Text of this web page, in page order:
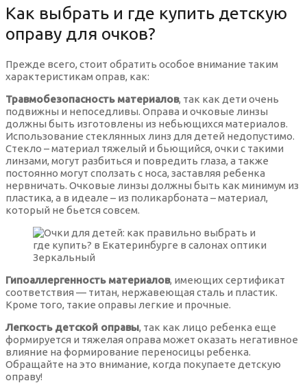
(Непрерывный)
Мягкие контактные линзы Режим ношения
(Продленный)
Мягкие контактные линзы Режим ношения
(Плановой замены)
Мягкие контактные линзы Срок ношения
(Двухнедельные)
месяца)
Мягкие контактные линзы Срок ношения
(Однодневные)
Голубые контактные линзы
Зеленая лагуна контактные линзы
Зеленые контактные линзы
Изумрудно зеленые контактные линзы
Карибиан аква контактные линзы
Карие контактные линзы
Настоящий сапфир контактные линзы
Орех контактные линзы
Оправы для очков бабочка
Квадратные оправы для очков
Оправы для очков кошачий глаз
Круглые оправы для очков
Овальные оправы для очков
Прямоугольные оправы для очков
Оправы для очков трапеция
Оправы для очков металл
Оправы для очков пластик
Солнцезащитные очки Liu Jo
Солнцезащитные очки Mario Rossi
Солнцезащитные очки Ray Ban
Солнцезащитные очки Baldinini
Солнцезащитные очки Casta
Солнцезащитные очки Flamingo
Солнцезащитные очки Megapolis
Солнцезащитные очки Solano
Лечение глаз и тренировка аккомодации на
аппарате РУЧЕЕК
Компьютерная программа РЕЛАКС для глаз
Лазеростимуляция сетчатки глаз ЛАСТ 01
Упражнения для глаз по Аветисову-Мац
аппарате РУЧЕЕК
Компьютерная программа РЕЛАКС для глаз
Лазеростимуляция сетчатки глаз ЛАСТ 01
Профилактика глаукомы
Спортивные с коррекцией
Для плавания с коррекцией
Тренажеры
Как выбрать и где купить детскую
оправу для очков?
Прежде всего, стоит обратить особое внимание таким
характеристикам оправ, как:
Травмобезопасность материалов, так как дети очень
подвижны и непоседливы. Оправа и очковые линзы
должны быть изготовлены из небьющихся материалов.
Использование стеклянных линз для детей недопустимо.
Стекло – материал тяжелый и бьющийся, очки с такими
линзами, могут разбиться и повредить глаза, а также
постоянно могут сползать с носа, заставляя ребенка
нервничать. Очковые линзы должны быть как минимум из
пластика, а в идеале – из поликарбоната – материал,
который не бьется совсем.
Гипоаллергенность материалов, имеющих сертификат
соответствия — титан, нержавеющая сталь и пластик.
Кроме того, такие оправы легкие и прочные.
Легкость детской оправы, так как лицо ребенка еще
формируется и тяжелая оправа может оказать негативное
влияние на формирование переносицы ребенка.
Обращайте на это внимание, когда покупаете детскую
оправу!